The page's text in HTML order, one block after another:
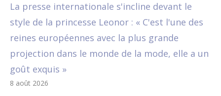
La presse internationale s'incline devant le
style de la princesse Leonor : « C'est l'une des
reines européennes avec la plus grande
projection dans le monde de la mode, elle a un
goût exquis »
8 août 2026